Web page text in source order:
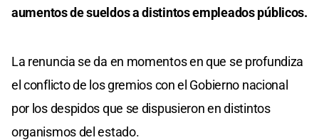
aumentos de sueldos a distintos empleados públicos.
La renuncia se da en momentos en que se profundiza
el conflicto de los gremios con el Gobierno nacional
por los despidos que se dispusieron en distintos
organismos del estado.